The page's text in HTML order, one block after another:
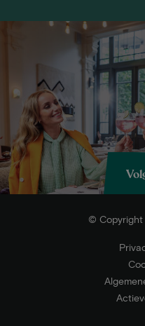
© Copyright